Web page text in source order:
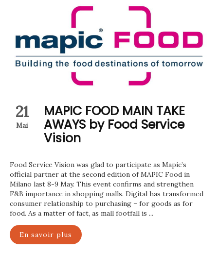
21
Mai
MAPIC FOOD MAIN TAKE
AWAYS by Food Service
Vision
Food Service Vision was glad to participate as Mapic’s
official partner at the second edition of MAPIC Food in
Milano last 8-9 May. This event confirms and strengthen
F&B importance in shopping malls. Digital has transformed
consumer relationship to purchasing – for goods as for
food. As a matter of fact, as mall footfall is ...
En savoir plus